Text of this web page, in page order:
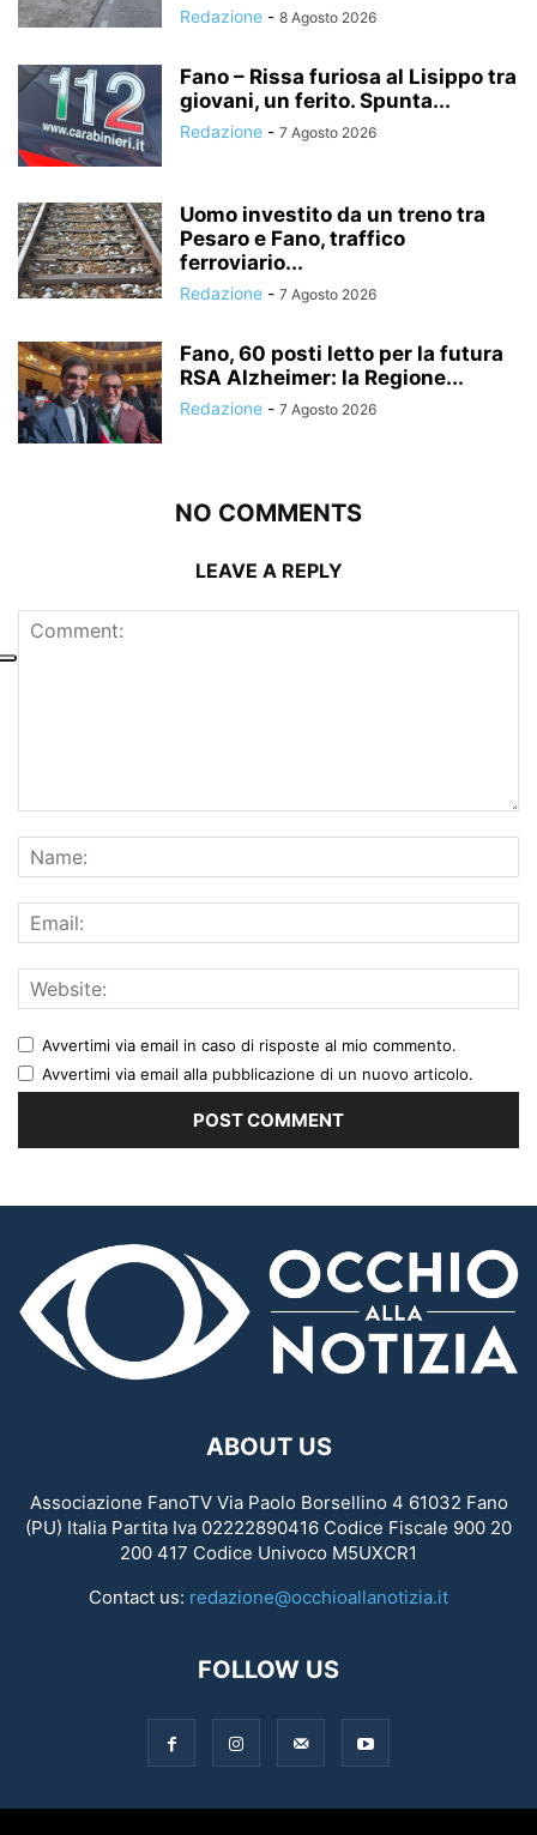
Redazione - 8 Agosto 2026
Fano – Rissa furiosa al Lisippo tra
giovani, un ferito. Spunta...
Redazione - 7 Agosto 2026
Uomo investito da un treno tra
Pesaro e Fano, traffico
ferroviario...
Redazione - 7 Agosto 2026
Fano, 60 posti letto per la futura
RSA Alzheimer: la Regione...
Redazione - 7 Agosto 2026
NO COMMENTS
LEAVE A REPLY
Avvertimi via email in caso di risposte al mio commento.
Avvertimi via email alla pubblicazione di un nuovo articolo.
ABOUT US
Associazione FanoTV Via Paolo Borsellino 4 61032 Fano
(PU) Italia Partita Iva 02222890416 Codice Fiscale 900 20
200 417 Codice Univoco M5UXCR1
Contact us: redazione@occhioallanotizia.it
FOLLOW US